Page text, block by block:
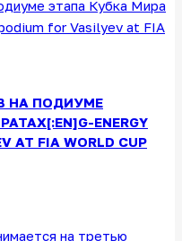
НА ПОДИУМЕ
ENERGY
AT FIA WORLD CUP